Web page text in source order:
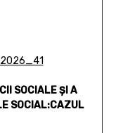
SOCIALEȘI A
SOCIAL:CAZUL